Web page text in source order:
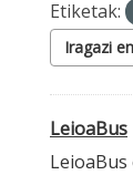
Etiketak:
Iragazi
LeioaBus